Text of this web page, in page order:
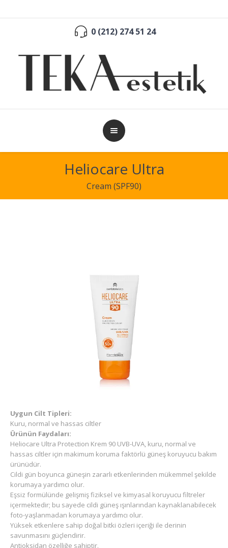
0 (212) 274 51 24
Heliocare Ultra
Cream (SPF90)
Uygun Cilt Tipleri:
Kuru, normal ve hassas ciltler
Ürünün Faydaları:
Heliocare Ultra Protection Krem 90 UVB-UVA, kuru, normal ve
hassas ciltler için makimum koruma faktörlü güneş koruyucu bakım
ürünüdür.
Cildi gün boyunca güneşin zararlı etkenlerinden mükemmel şekilde
korumaya yardımcı olur.
Eşsiz formülünde gelişmiş fiziksel ve kimyasal koruyucu filtreler
içermektedir; bu sayede cildi güneş ışınlarından kaynaklanabilecek
foto-yaşlanmadan korumaya yardımcı olur.
Yüksek etkenlere sahip doğal bitki özleri içeriği ile derinin
savunmasını güçlendirir.
Antioksidan özelliğe sahiptir.